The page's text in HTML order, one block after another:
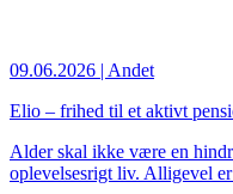
09.06.2026 | Andet
Elio – frihed til et aktivt
Alder skal ikke være en
oplevelsesrigt liv. Alligevel